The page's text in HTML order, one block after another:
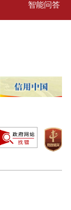
智能问答